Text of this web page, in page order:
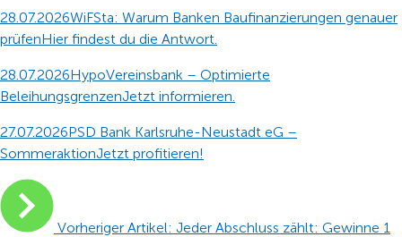
28.07.2026WiFSta: Warum Banken Baufinanzierungen genauer
prüfenHier findest du die Antwort.
28.07.2026HypoVereinsbank – Optimierte
BeleihungsgrenzenJetzt informieren.
27.07.2026PSD Bank Karlsruhe-Neustadt eG –
SommeraktionJetzt profitieren!
Beitragsnavigation
Vorheriger Artikel: Jeder Abschluss zählt: Gewinne 1